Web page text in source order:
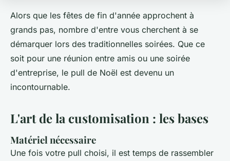
Alors que les fêtes de fin d'année approchent à
grands pas, nombre d'entre vous cherchent à se
démarquer lors des traditionnelles soirées. Que ce
soit pour une réunion entre amis ou une soirée
d'entreprise, le pull de Noël est devenu un
incontournable.
L'art de la customisation : les bases
Matériel nécessaire
Une fois votre pull choisi, il est temps de rassembler